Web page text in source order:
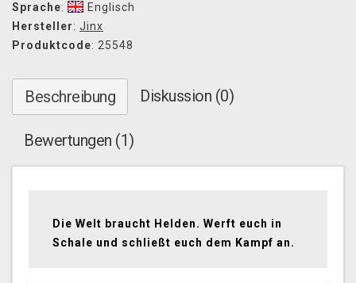
Sprache:
Englisch
Hersteller: Jinx
Produktcode: 25548
Beschreibung Diskussion (0)
Bewertungen (1)
Die Welt braucht Helden. Werft euch in
Schale und schließt euch dem Kampf an.